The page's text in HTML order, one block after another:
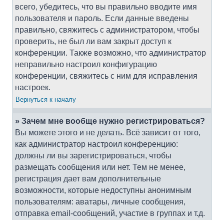
всего, убедитесь, что вы правильно вводите имя
пользователя и пароль. Если данные введены
правильно, свяжитесь с администратором, чтобы
проверить, не был ли вам закрыт доступ к
конференции. Также возможно, что администратор
неправильно настроил конфигурацию
конференции, свяжитесь с ним для исправления
настроек.
Вернуться к началу
» Зачем мне вообще нужно регистрироваться?
Вы можете этого и не делать. Всё зависит от того,
как администратор настроил конференцию:
должны ли вы зарегистрироваться, чтобы
размещать сообщения или нет. Тем не менее,
регистрация дает вам дополнительные
возможности, которые недоступны анонимным
пользователям: аватары, личные сообщения,
отправка email-сообщений, участие в группах и т.д.